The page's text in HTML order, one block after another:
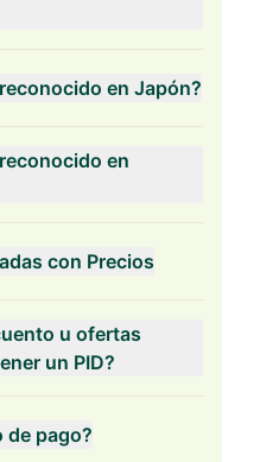
en Japón?
en
con Precios
u ofertas
un PID?
de pago?